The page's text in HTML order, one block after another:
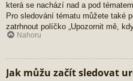
která se nachází nad a pod
Pro sledování tématu můžete také
zatrhnout políčko „Upozornit mě,
Nahoru
Jak můžu začít sledovat